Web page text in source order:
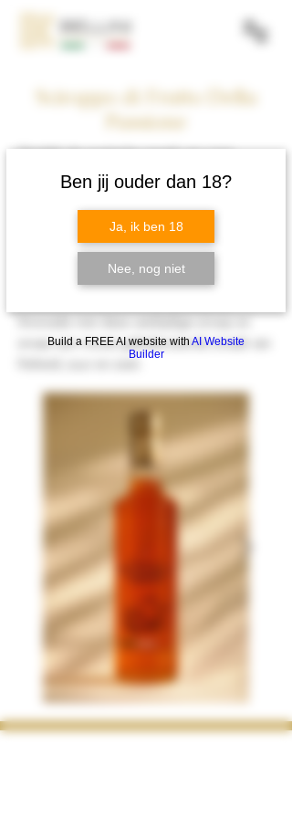
Ben jij ouder dan 18?
Ja, ik ben 18
Nee, nog niet
Build a FREE AI website with AI Website
Builder
Sciroppo di Frutto Della
Passione
Ontdek de exotische smaak van onze
Italiaanse Passievruchtsiroop; een perfecte
toevoeging voor desserts, cocktails en
zelfgemaakte limonade. Deze siroop
combineert zoetheid met een subtiel
onweerstaanbare smaakbeleving.
limonade met deze veelzijdige siroop en
ervaar een mooie gebalanceerde smaak van
frisheid, zuur en zoet.